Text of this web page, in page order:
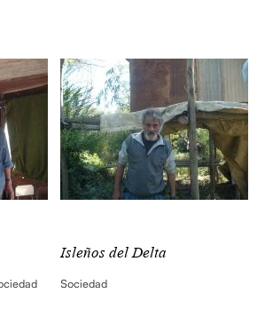
Isleños del Delta
Sociedad